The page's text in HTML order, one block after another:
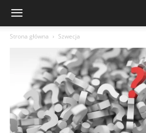
Strona główna Szwecja